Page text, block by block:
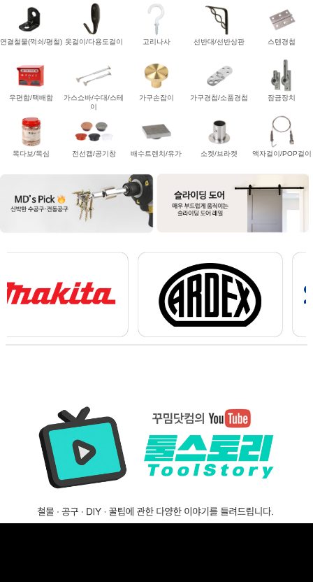
연결철물(꺽쇠/평철) 옷걸이/다용도걸이 고리나사 선반대/선반상판 스텐경첩
우편함/택배함
가스쇼바/수대/스테
이
가구손잡이 가구경첩/소품경첩 잠금장치
목다보/목심 전선캡/공기창 배수트렌치/유가 소켓/브라켓 액자걸이/POP걸이